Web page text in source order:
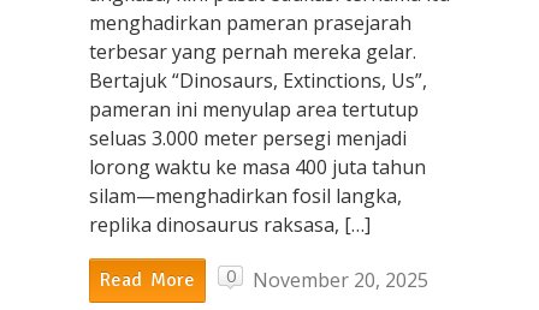
menghadirkan pameran prasejarah
terbesar yang pernah mereka gelar.
Bertajuk “Dinosaurs, Extinctions, Us”,
pameran ini menyulap area tertutup
seluas 3.000 meter persegi menjadi
lorong waktu ke masa 400 juta tahun
silam—menghadirkan fosil langka,
replika dinosaurus raksasa, […]
Read More 0 November 20, 2025